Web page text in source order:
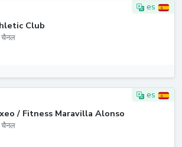
es
Club
es
/ Fitness Maravilla Alonso